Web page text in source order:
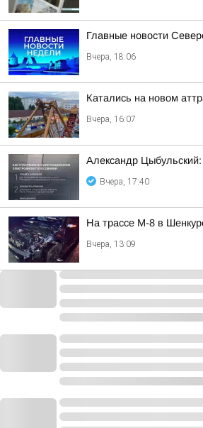
Главные новости
Вчера, 18:06
Катались на новом
Вчера, 16:07
Александр
Вчера, 17:40
На трассе М-8 в
Вчера, 13:09